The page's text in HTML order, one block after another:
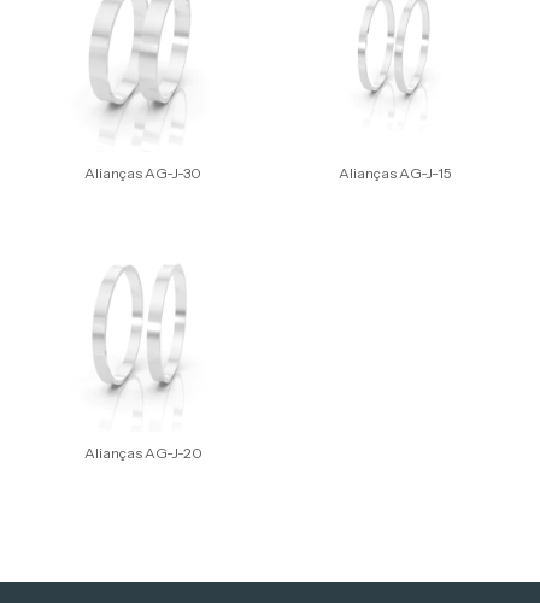
Alianças AG-J-30 Alianças AG-J-15
Alianças AG-J-20